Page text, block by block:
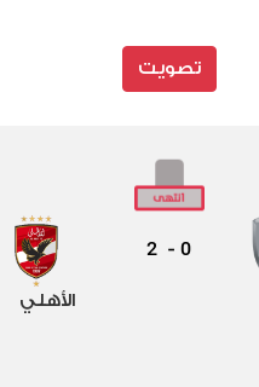
تصويت
0
-
2
الأهلي